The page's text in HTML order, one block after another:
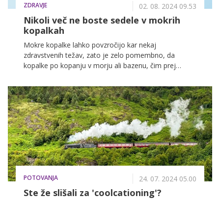
ZDRAVJE 02. 08. 2024 09.53
Nikoli več ne boste sedele v mokrih
kopalkah
Mokre kopalke lahko povzročijo kar nekaj
zdravstvenih težav, zato je zelo pomembno, da
kopalke po kopanju v morju ali bazenu, čim prej
primeru, pa si preberite v nadaljevanju.
POTOVANJA 24. 07. 2024 05.00
Ste že slišali za 'coolcationing'?